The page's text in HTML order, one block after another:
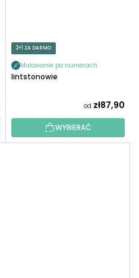
2+1 ZA DARMO
Malowanie po numerach
Flintstonowie
od zł87,90
WYBIERAĆ